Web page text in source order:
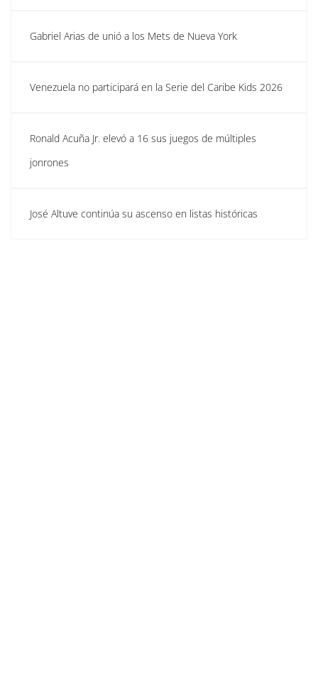
Gabriel Arias de unió a los Mets de Nueva York
Venezuela no participará en la Serie del Caribe Kids 2026
Ronald Acuña Jr. elevó a 16 sus juegos de múltiples
jonrones
José Altuve continúa su ascenso en listas históricas